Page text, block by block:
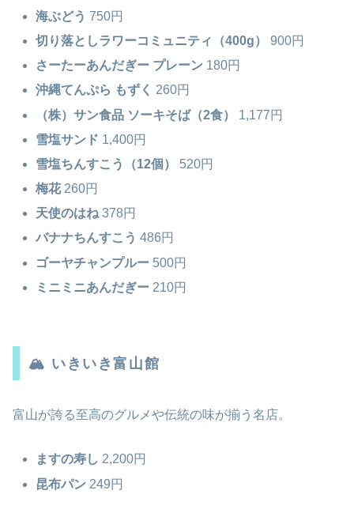
海ぶどう 750円
切り落としラワーコミュニティ（400g）
900円
さーたーあんだぎー プレーン 180円
沖縄てんぷら もずく 260円
（株）サン食品 ソーキそば（2食）
1,177円
雪塩サンド 1,400円
雪塩ちんすこう（12個）
520円
梅花260円
天使のはね 378円
バナナちんすこう 486円
ゴーヤチャンプルー 500円
ミニミニあんだぎー 210円
🏔️ いきいき富山館
富山が誇る至高のグルメや伝統の味が揃う名店。
ますの寿し 2,200円
昆布パン 249円